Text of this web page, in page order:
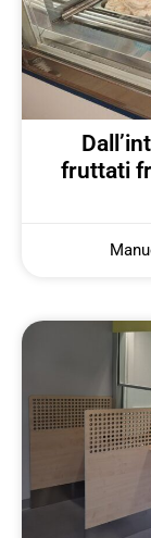
fruttati